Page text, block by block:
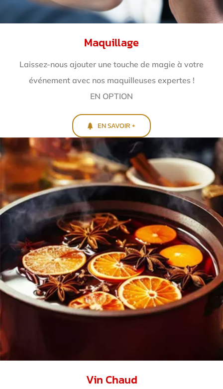
Maquillage
Laissez-nous ajouter une touche de magie à votre
événement avec nos maquilleuses expertes !
EN OPTION
EN SAVOIR +
Vin Chaud